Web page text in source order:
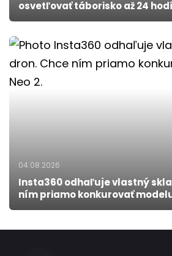
osvetľovať táborisko až 24
04.08.2026
Insta360 odhaľuje vlastný
ním priamo konkurovať modelu